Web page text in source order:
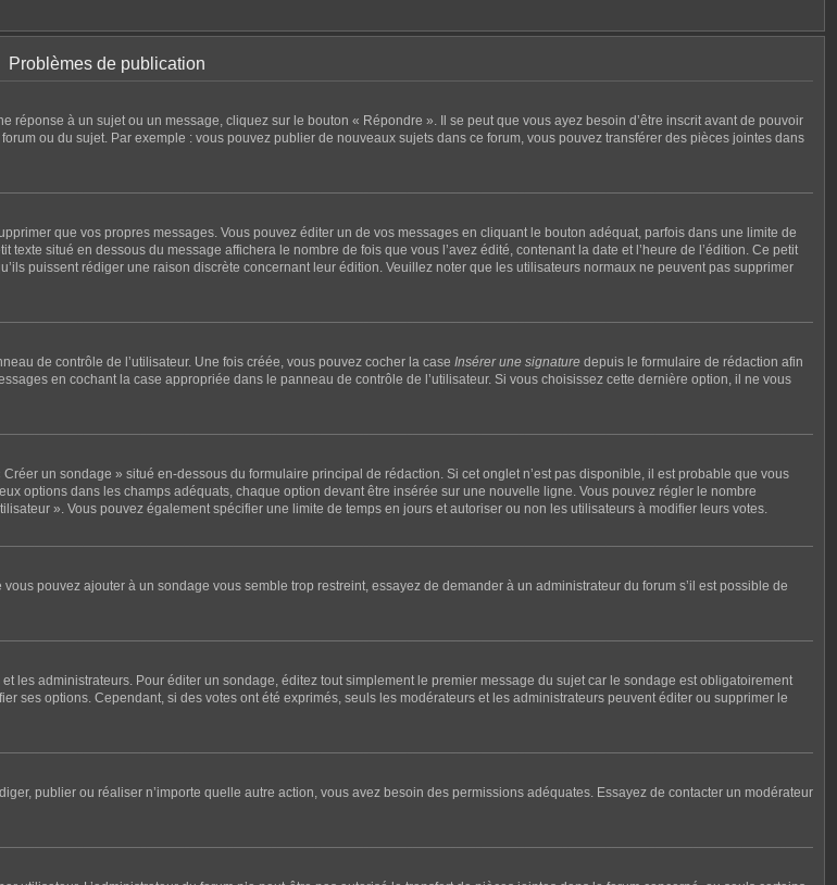
Problèmes de publication
à un sujet ou un message, cliquez sur le bouton « Répondre ». Il se peut que vous ayez besoin d’être inscrit avant de pouvoir
ou du sujet. Par exemple : vous pouvez publier de nouveaux sujets dans ce forum, vous pouvez transférer des pièces jointes dans
que vos propres messages. Vous pouvez éditer un de vos messages en cliquant le bouton adéquat, parfois dans une limite de
situé en dessous du message affichera le nombre de fois que vous l’avez édité, contenant la date et l’heure de l’édition. Ce petit
puissent rédiger une raison discrète concernant leur édition. Veuillez noter que les utilisateurs normaux ne peuvent pas supprimer
de contrôle de l’utilisateur. Une fois créée, vous pouvez cocher la case Insérer une signature depuis le formulaire de rédaction afin
en cochant la case appropriée dans le panneau de contrôle de l’utilisateur. Si vous choisissez cette dernière option, il ne vous
un sondage » situé en-dessous du formulaire principal de rédaction. Si cet onglet n’est pas disponible, il est probable que vous
options dans les champs adéquats, chaque option devant être insérée sur une nouvelle ligne. Vous pouvez régler le nombre
». Vous pouvez également spécifier une limite de temps en jours et autoriser ou non les utilisateurs à modifier leurs votes.
pouvez ajouter à un sondage vous semble trop restreint, essayez de demander à un administrateur du forum s’il est possible de
les administrateurs. Pour éditer un sondage, éditez tout simplement le premier message du sujet car le sondage est obligatoirement
ses options. Cependant, si des votes ont été exprimés, seuls les modérateurs et les administrateurs peuvent éditer ou supprimer le
publier ou réaliser n’importe quelle autre action, vous avez besoin des permissions adéquates. Essayez de contacter un modérateur